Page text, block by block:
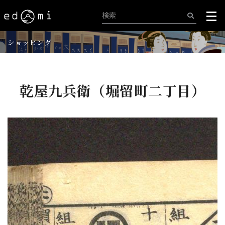
ショッピング
乾屋九兵衛（堀留町二丁目）
+
-
139/515